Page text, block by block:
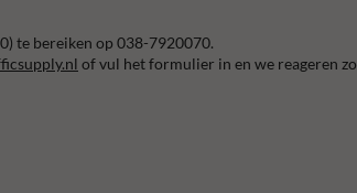
te bereiken op 038-7920070.
of vul het formulier in en we reageren zo